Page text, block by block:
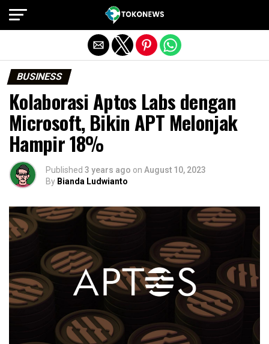
BUSINESS
Kolaborasi Aptos Labs dengan
Microsoft, Bikin APT Melonjak
Hampir 18%
Published 3 years ago on August 10, 2023
By Bianda Ludwianto
Exit mobile version